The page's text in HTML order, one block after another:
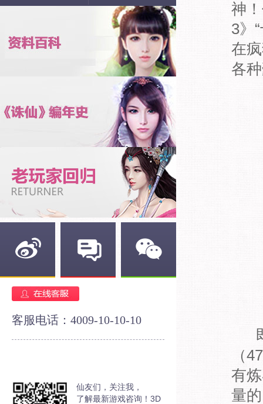
客服电话：4009-10-10-10
仙友们，关注我，
了解最新游戏咨询！3D
神
3》
在
各
（
有
量